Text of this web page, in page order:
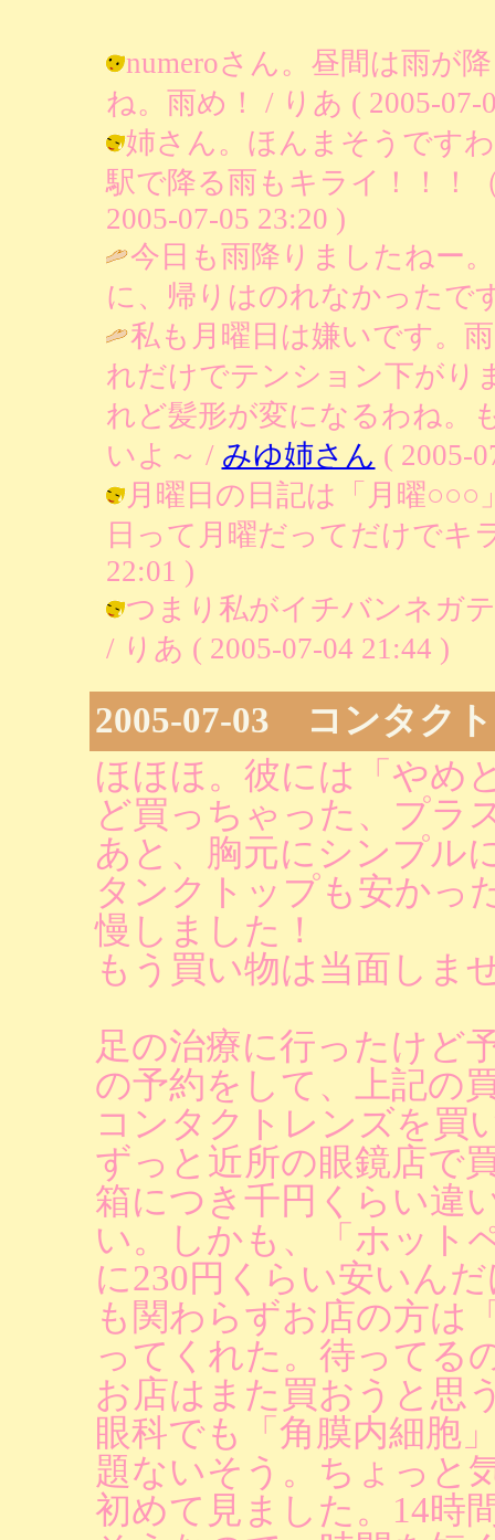
numeroさん。昼間は雨が
ね。雨め！ / りあ ( 2005-07-
姉さん。ほんまそうです
駅で降る雨もキライ！！！
2005-07-05 23:20 )
今日も雨降りましたねー
に、帰りはのれなかったで
私も月曜日は嫌いです。
れだけでテンション下がり
れど髪形が変になるわね。
いよ～ / みゆ姉さん ( 2005-
月曜日の日記は「月曜○○○
日って月曜だってだけでキ
22:01 )
つまり私がイチバンネガ
/ りあ ( 2005-07-04 21:44 )
2005-07-03 コンタク
ほほほ。彼には「やめ
ど買っちゃった、プラ
あと、胸元にシンプル
タンクトップも安かっ
慢しました！
もう買い物は当面しま
足の治療に行ったけど
の予約をして、上記の
コンタクトレンズを買
ずっと近所の眼鏡店で
箱につき千円くらい違
い。しかも、「ホット
に230円くらい安いん
も関わらずお店の方は
ってくれた。待ってる
お店はまた買おうと思
眼科でも「角膜内細胞
題ないそう。ちょっと
初めて見ました。14時